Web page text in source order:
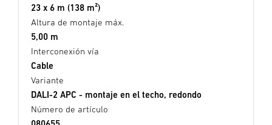
23 x 6 m (138 m²)
Altura de montaje máx.
5,00 m
Interconexión vía
Cable
Variante
DALI-2 APC - montaje en el techo, redondo
Número de artículo